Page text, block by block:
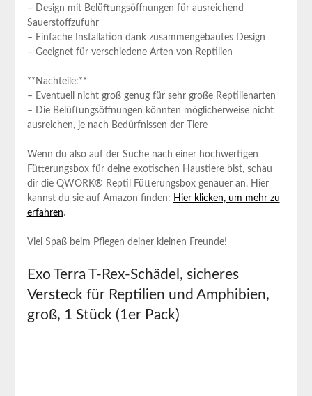
– ‌Design mit Belüftungsöffnungen für ausreichend‍
Sauerstoffzufuhr
– Einfache Installation⁤ dank zusammengebautes Design
– Geeignet für verschiedene​ Arten von Reptilien
**Nachteile:**
– Eventuell nicht‍ groß genug für sehr große Reptilienarten
– Die Belüftungsöffnungen könnten ‍möglicherweise ⁢nicht
ausreichen, je nach Bedürfnissen der ⁢Tiere
Wenn du also auf der Suche⁣ nach einer hochwertigen
Fütterungsbox ⁣für deine exotischen ⁣Haustiere bist, schau
dir die QWORK® Reptil Fütterungsbox genauer an.‍ Hier
kannst du ‌sie auf Amazon ⁣finden: Hier klicken,​ um‍ mehr zu
erfahren.
Viel Spaß​ beim⁢ Pflegen deiner kleinen​ Freunde!
Exo Terra T-Rex-Schädel, sicheres⁤
Versteck für Reptilien und ⁣Amphibien,
groß, 1 Stück (1er‌ Pack)